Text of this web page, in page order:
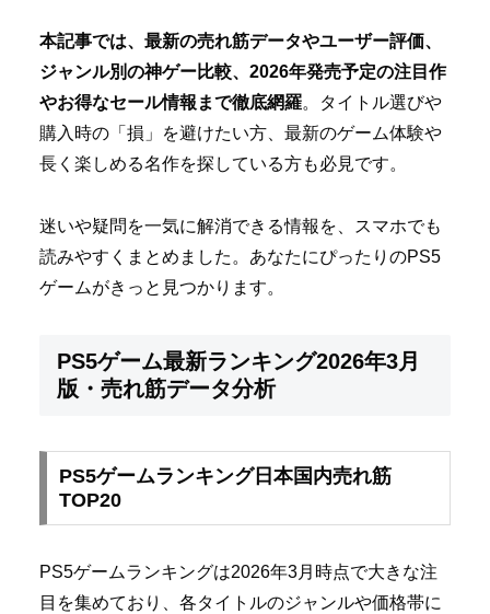
本記事では、最新の売れ筋データやユーザー評価、
ジャンル別の神ゲー比較、2026年発売予定の注目作
やお得なセール情報まで徹底網羅。タイトル選びや
購入時の「損」を避けたい方、最新のゲーム体験や
長く楽しめる名作を探している方も必見です。
迷いや疑問を一気に解消できる情報を、スマホでも
読みやすくまとめました。あなたにぴったりのPS5
ゲームがきっと見つかります。
PS5ゲーム最新ランキング2026年3月
版・売れ筋データ分析
PS5ゲームランキング日本国内売れ筋
TOP20
PS5ゲームランキングは2026年3月時点で大きな注
目を集めており、各タイトルのジャンルや価格帯に